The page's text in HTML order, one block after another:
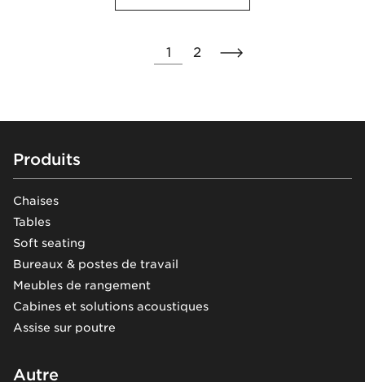
1 2
Footer
Produits
Chaises
Tables
Soft seating
Bureaux & postes de travail
Meubles de rangement
Cabines et solutions acoustiques
Assise sur poutre
Autre